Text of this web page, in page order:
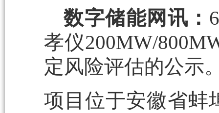
数字储能网讯：
孝仪200MW/
定风险评估的公示
项目位于安徽省蚌